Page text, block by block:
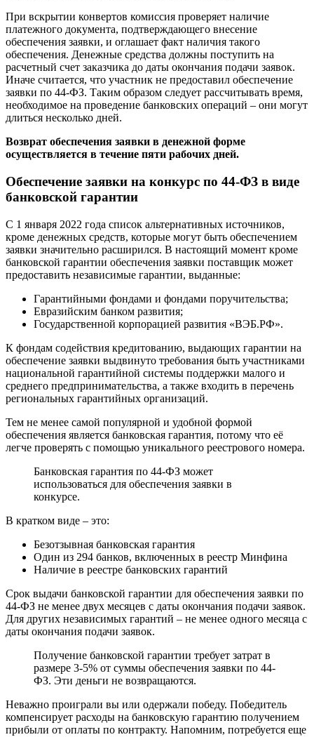
При вскрытии конвертов комиссия проверяет наличие
платежного документа, подтверждающего внесение
обеспечения заявки, и оглашает факт наличия такого
обеспечения. Денежные средства должны поступить на
расчетный счет заказчика до даты окончания подачи заявок.
Иначе считается, что участник не предоставил обеспечение
заявки по 44-ФЗ. Таким образом следует рассчитывать время,
необходимое на проведение банковских операций – они могут
длиться несколько дней.
Возврат обеспечения заявки в денежной форме
осуществляется в течение пяти рабочих дней.
Обеспечение заявки на конкурс по 44-ФЗ в виде
банковской гарантии
С 1 января 2022 года список альтернативных источников,
кроме денежных средств, которые могут быть обеспечением
заявки значительно расширился. В настоящий момент кроме
банковской гарантии обеспечения заявки поставщик может
предоставить независимые гарантии, выданные:
Гарантийными фондами и фондами поручительства;
Евразийским банком развития;
Государственной корпорацией развития «ВЭБ.РФ».
К фондам содействия кредитованию, выдающих гарантии на
обеспечение заявки выдвинуто требования быть участниками
национальной гарантийной системы поддержки малого и
среднего предпринимательства, а также входить в перечень
региональных гарантийных организаций.
Тем не менее самой популярной и удобной формой
обеспечения является банковская гарантия, потому что её
легче проверять с помощью уникального реестрового номера.
Банковская гарантия по 44-ФЗ может
использоваться для обеспечения заявки в
конкурсе.
В кратком виде – это:
Безотзывная банковская гарантия
Один из 294 банков, включенных в реестр Минфина
Наличие в реестре банковских гарантий
Срок выдачи банковской гарантии для обеспечения заявки по
44-ФЗ не менее двух месяцев с даты окончания подачи заявок.
Для других независимых гарантий – не менее одного месяца с
даты окончания подачи заявок.
Получение банковской гарантии требует затрат в
размере 3-5% от суммы обеспечения заявки по 44-
ФЗ. Эти деньги не возвращаются.
Неважно проиграли вы или одержали победу. Победитель
компенсирует расходы на банковскую гарантию получением
прибыли от оплаты по контракту. Напомним, потребуется еще